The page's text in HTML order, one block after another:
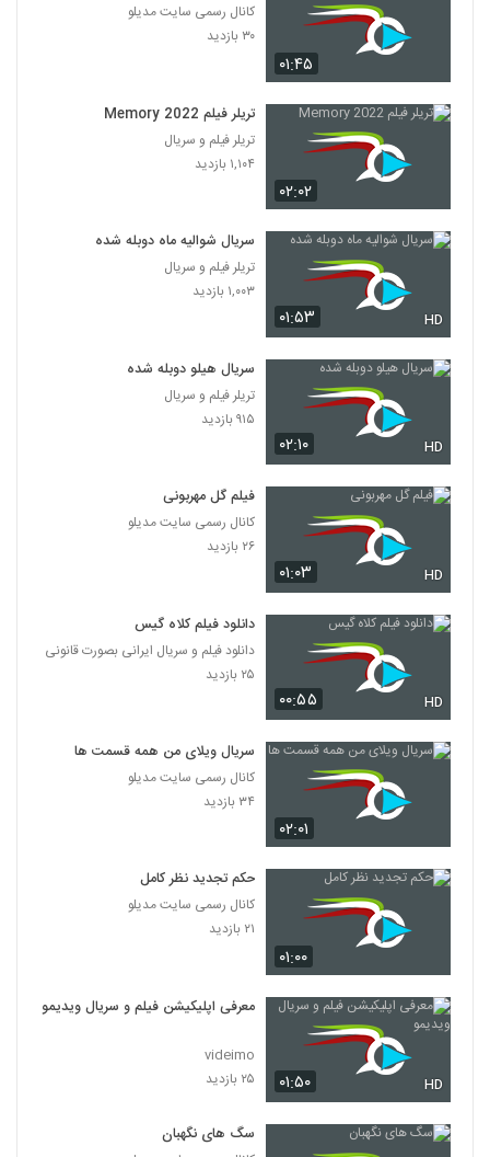
۰۱:۴۵
کانال رسمی سایت مدیلو
۳۰ بازدید
۰۲:۰۲
تریلر فیلم Memory 2022
تریلر فیلم و سریال
۱,۱۰۴ بازدید
۰۱:۵۳ HD
سریال شوالیه ماه دوبله شده
تریلر فیلم و سریال
۱,۰۰۳ بازدید
۰۲:۱۰ HD
سریال هیلو دوبله شده
تریلر فیلم و سریال
۹۱۵ بازدید
۰۱:۰۳ HD
فیلم گل مهربونی
کانال رسمی سایت مدیلو
۲۶ بازدید
۰۰:۵۵ HD
دانلود فیلم کلاه گیس
دانلود فیلم و سریال ایرانی بصورت قانونی
۲۵ بازدید
۰۲:۰۱
سریال ویلای من همه قسمت ها
کانال رسمی سایت مدیلو
۳۴ بازدید
۰۱:۰۰
حکم تجدید نظر کامل
کانال رسمی سایت مدیلو
۲۱ بازدید
۰۱:۵۰ HD
معرفی اپلیکیشن فیلم و سریال ویدیمو
videimo
۲۵ بازدید
سگ های نگهبان